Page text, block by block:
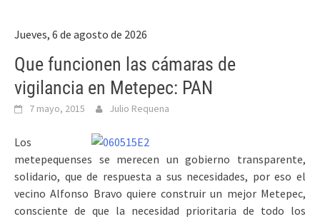
Jueves, 6 de agosto de 2026
Que funcionen las cámaras de
vigilancia en Metepec: PAN
7 mayo, 2015 Julio Requena
Los
metepequenses se merecen un gobierno transparente,
solidario, que de respuesta a sus necesidades, por eso el
vecino Alfonso Bravo quiere construir un mejor Metepec,
consciente de que la necesidad prioritaria de todo los